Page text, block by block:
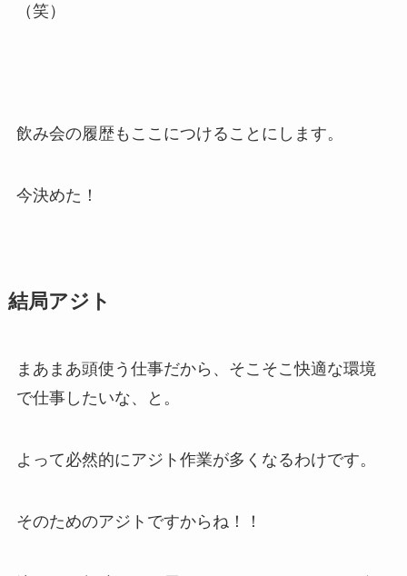
（笑）
飲み会の履歴もここにつけることにします。
今決めた！
結局アジト
まあまあ頭使う仕事だから、そこそこ快適な環境
で仕事したいな、と。
よって必然的にアジト作業が多くなるわけです。
そのためのアジトですからね！！